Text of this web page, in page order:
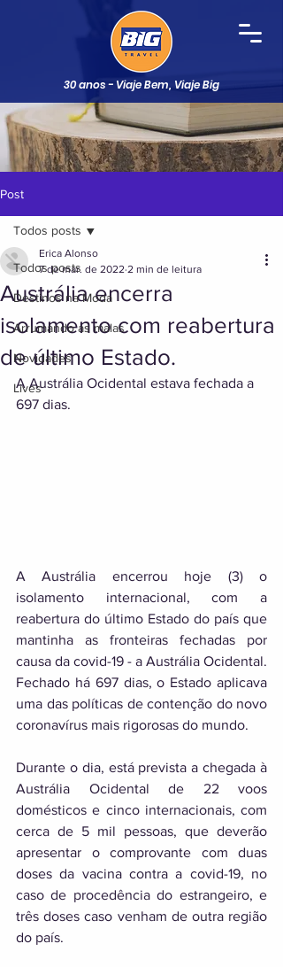
30 anos - Viaje Bem, Viaje Big
Post
Todos posts
Destinos na Moda
Arrumando as malas
Novidades
Lives
Todos posts
Austrália encerra
isolamento com reabertura
de último Estado.
Erica Alonso
7 de mar. de 2022 2 min de leitura
A Austrália Ocidental estava fechada a
697 dias.
A Austrália encerrou hoje (3) o
isolamento internacional, com a
reabertura do último Estado do país que
mantinha as fronteiras fechadas por
causa da covid-19 - a Austrália Ocidental.
Fechado há 697 dias, o Estado aplicava
uma das políticas de contenção do novo
coronavírus mais rigorosas do mundo.
Durante o dia, está prevista a chegada à
Austrália Ocidental de 22 voos
domésticos e cinco internacionais, com
cerca de 5 mil pessoas, que deverão
apresentar o comprovante com duas
doses da vacina contra a covid-19, no
caso de procedência do estrangeiro, e
três doses caso venham de outra região
do país.